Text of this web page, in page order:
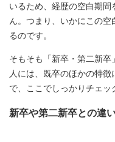
いるため、経歴の空白期
ん。つまり、いかにこの
るのです。
そもそも「新卒・第二新
人には、既卒のほかの特
で、ここでしっかりチェッ
新卒や第二新卒との違